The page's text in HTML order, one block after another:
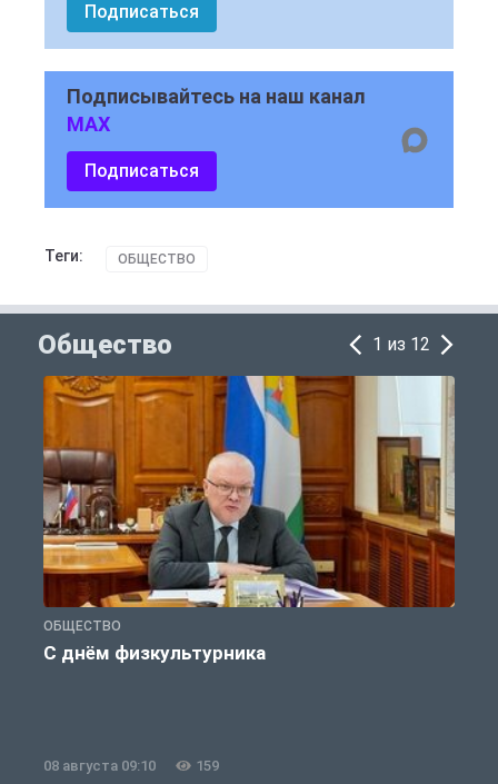
Подписаться
Подписывайтесь на наш канал
MAX
Подписаться
Теги: ОБЩЕСТВО
Общество 1 из 12
ОБЩЕСТВО
С днём физкультурника
08 августа 09:10 159